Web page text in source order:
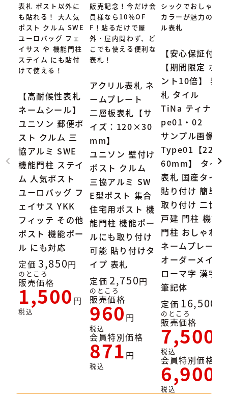
表札 ポスト以外に
も貼れる！ 大人気
ポスト クルム SWE
ユーロバッグ フェ
イサス や 機能門柱
ステイム にも貼付
けて使える！
【高耐候性表札
ネームシール】
ユニソン 郵便ポ
スト クルム 三
協アルミ SWE
機能門柱 ステイ
ム 人気ポスト
ユーロバッグ フ
ェイサス YKK
フィッテ その他
ポスト 機能ポー
ル にも対応
定価 3,850
のところ
販売価格
1,500
税込
販売記念！今だけ会
員様なら10％OF
F！貼るだけで屋
外・屋内問わず、ど
こでも使える便利な
表札！
アクリル表札 ネ
ームプレート
二層板表札【サ
イズ：120×30
mm】
ユニソン 壁付け
ポスト クルム
三協アルミ SW
E型ポスト 集合
住宅用ポスト 機
能門柱 機能ポー
ルにも取り付け
可能 貼り付けタ
イプ 表札
定価 2,750
のところ
販売価格
960
税込
会員特別価格
871
税込
シックでおしゃれな
カラーが魅力のタイ
ル表札
【安心保証付】
【期間限定 ポイ
ント10倍】 表
札 タイル
TiNa ティナ Ty
pe01・02
サンプル画像：
Type01【227×
60mm】 タイル
表札 国産タイル
貼り付け 簡単
取り付け 二世帯
戸建 門柱 機能
門柱 おしゃれ
ネームプレート
オーダーメイド
ローマ字 漢字
筆記体
定価 16,500
のところ
販売価格
7,500
税込
会員特別価格
6,900
税込